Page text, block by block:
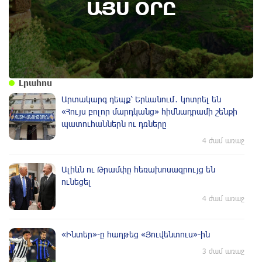
ԱՅՍ ՕՐԸ
Լրահոս
Արտակարգ դեպք՝ Երևանում․ կոտրել են
«Հույս բոլոր մարդկանց» հիմնադրամի շենքի
պատուհաններն ու դռները
4 ժամ առաջ
Ալիևն ու Թրամփը հեռախոսազրույց են
ունեցել
4 ժամ առաջ
«Ինտեր»-ը հաղթեց «Յուվենտուս»-ին
3 ժամ առաջ